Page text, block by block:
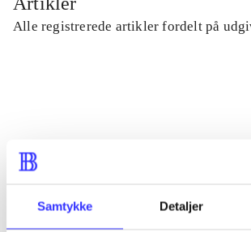
Samtykke Detaljer
Alle registrerede artikler fordelt på
...